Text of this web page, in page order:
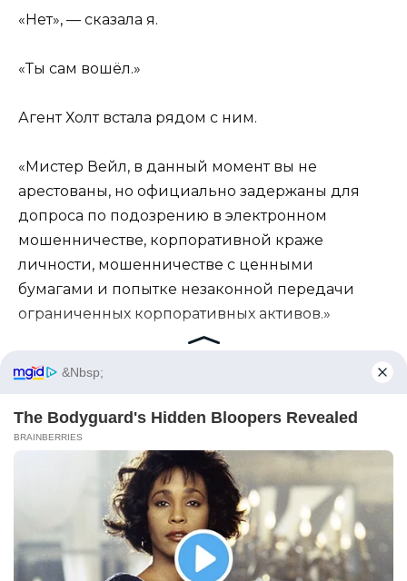
«Нет», — сказала я.
«Ты сам вошёл.»
Агент Холт встала рядом с ним.
«Мистер Вейл, в данный момент вы не
арестованы, но официально задержаны для
допроса по подозрению в электронном
мошенничестве, корпоративной краже
личности, мошенничестве с ценными
бумагами и попытке незаконной передачи
ограниченных корпоративных активов.»
Одна из членов совета директоров, Элеонор
вступлением в силу Престону Вейлу запрещён
доступ ко всем объектам Whitmore Biotech.»